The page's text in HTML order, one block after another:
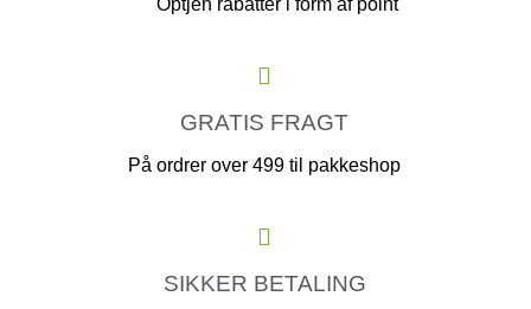
Optjen rabatter i form af point
GRATIS FRAGT
På ordrer over 499 til pakkeshop
SIKKER BETALING